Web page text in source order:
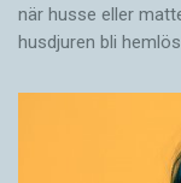
när husse eller
husdjuren bli